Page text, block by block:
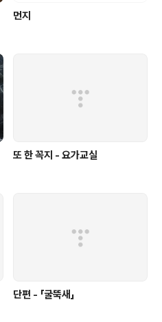
먼지
또 한 꼭지 - 요가교실
단편 - 「굴뚝새」